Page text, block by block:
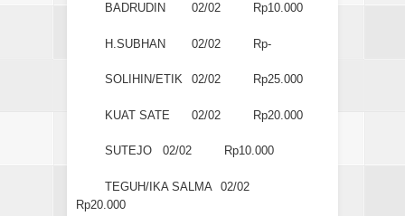
BADRUDIN 02/02 Rp10.000
H.SUBHAN 02/02 Rp-
SOLIHIN/ETIK 02/02 Rp25.000
KUAT SATE 02/02 Rp20.000
SUTEJO 02/02 Rp10.000
TEGUH/IKA SALMA
02/02
Rp20.000